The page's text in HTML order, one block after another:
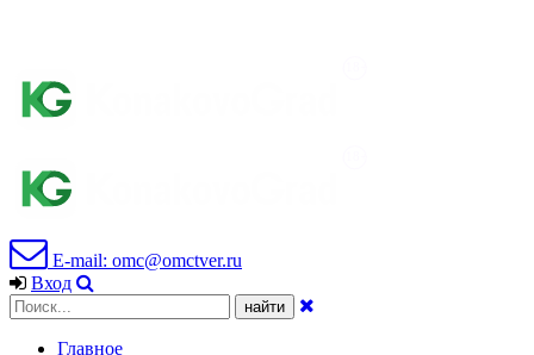
E-mail: omc@omctver.ru
Вход
Главное